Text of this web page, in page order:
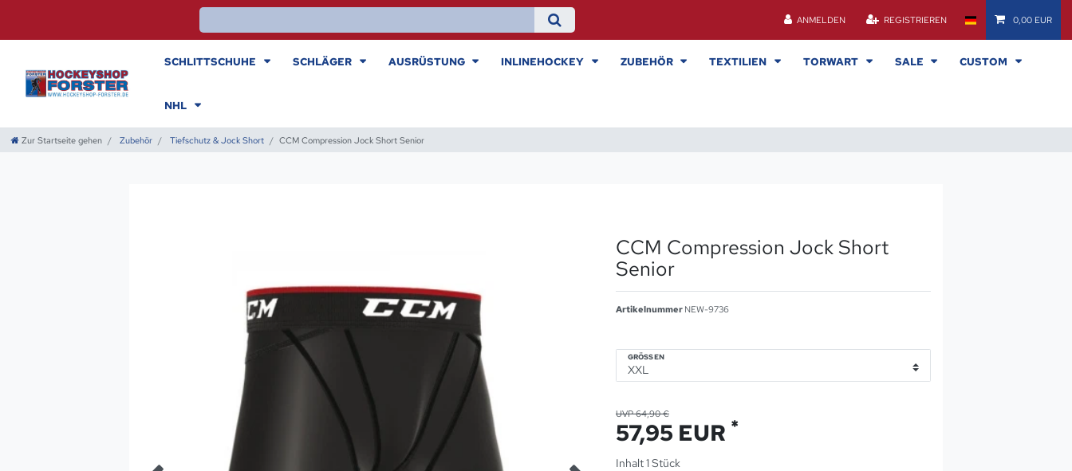
ANMELDEN REGISTRIEREN 0,00 EUR
SCHLITTSCHUHE SCHLÄGER AUSRÜSTUNG INLINEHOCKEY ZUBEHÖR TEXTILIEN TORWART SALE CUSTOM
NHL
Zur Startseite gehen Zubehör Tiefschutz & Jock Short CCM Compression Jock Short Senior
CCM Compression Jock Short
Senior
Artikelnummer NEW-9736
GRÖSSEN
UVP 64,90 €
57,95 EUR *
Inhalt1Stück